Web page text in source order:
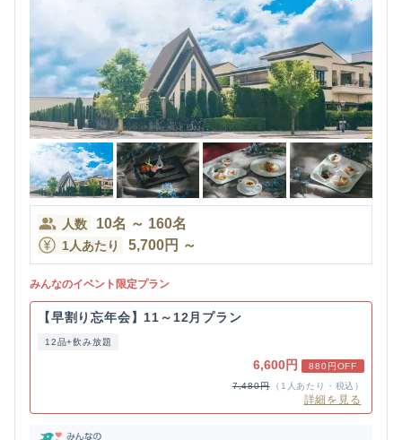
人数 10名 ～ 160名
1人あたり 5,700円 ～
みんなのイベント限定プラン
【早割り忘年会】11～12月プラン
12品+飲み放題
6,600円
880円OFF
7,480円
（1人あたり・税込）
詳細を見る